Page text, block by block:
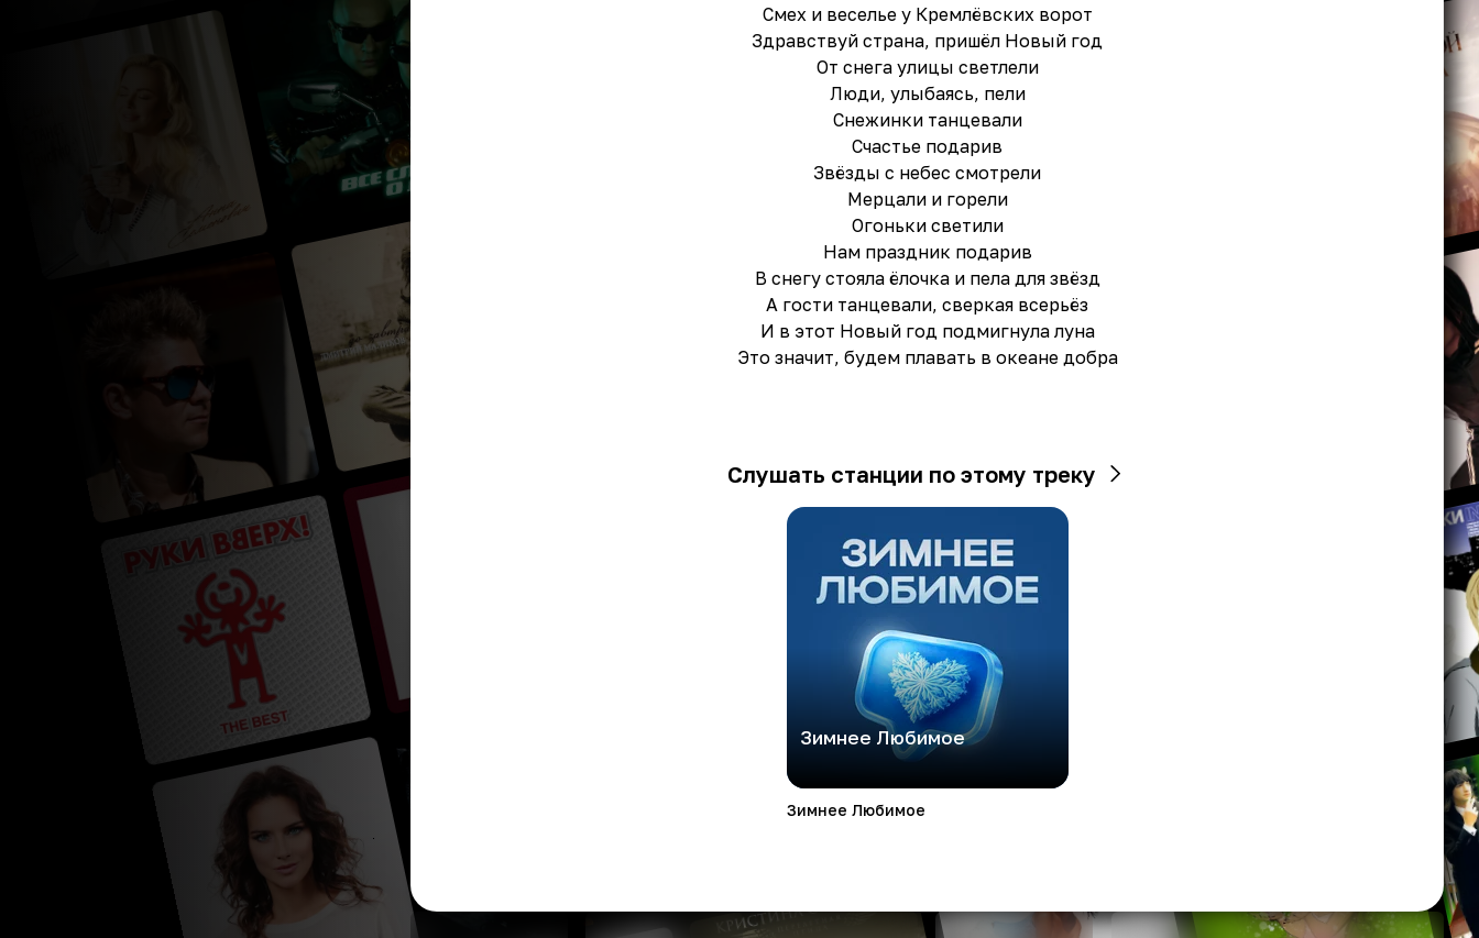
Смех и веселье у Кремлёвских ворот
Здравствуй страна, пришёл Новый год
От снега улицы светлели
Люди, улыбаясь, пели
Снежинки танцевали
Счастье подарив
Звёзды с небес смотрели
Мерцали и горели
Огоньки светили
Нам праздник подарив
В снегу стояла ёлочка и пела для звёзд
А гости танцевали, сверкая всерьёз
И в этот Новый год подмигнула луна
Это значит, будем плавать в океане добра
Слушать станции по этому треку
Зимнее Любимое
Зимнее Любимое